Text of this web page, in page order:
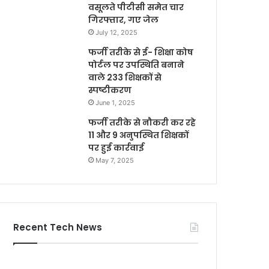
वसूलते पीटीसी समेत चार
गिरफ्तार, गए जेल
July 12, 2025
फर्जी तरीके से ई- शिक्षा कोष
पोर्टल पर उपस्थिति बनाने
वाले 233 शिक्षकों से
स्पष्टीकरण
June 1, 2025
फर्जी तरीके से नौकरी कर रहे
11 और 9 अनुपस्थित शिक्षकों
पर हुई कार्रवाई
May 7, 2025
Recent Tech News